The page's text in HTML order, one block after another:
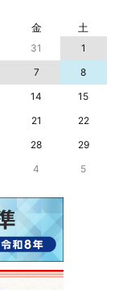
金 土
31
1
7
8
14
15
21
22
28
29
4 5